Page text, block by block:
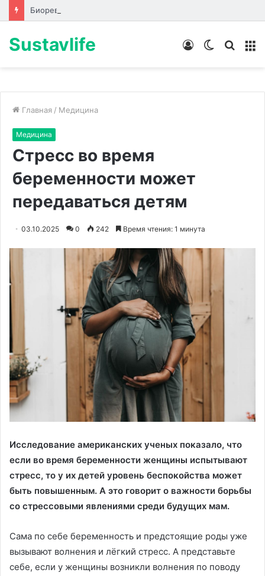
Sustavlife
Switch
Войти
Главная / Медицина
Медицина
Стресс во время
беременности может
передаваться детям
03.10.2025 0 242 Время чтения: 1 минута
Исследование американских ученых показало, что
если во время беременности женщины испытывают
стресс, то у их детей уровень беспокойства может
быть повышенным. А это говорит о важности борьбы
со стрессовыми явлениями среди будущих мам.
Сама по себе беременность и предстоящие роды уже
вызывают волнения и лёгкий стресс. А представьте
себе, если у женщины возникли волнения по поводу